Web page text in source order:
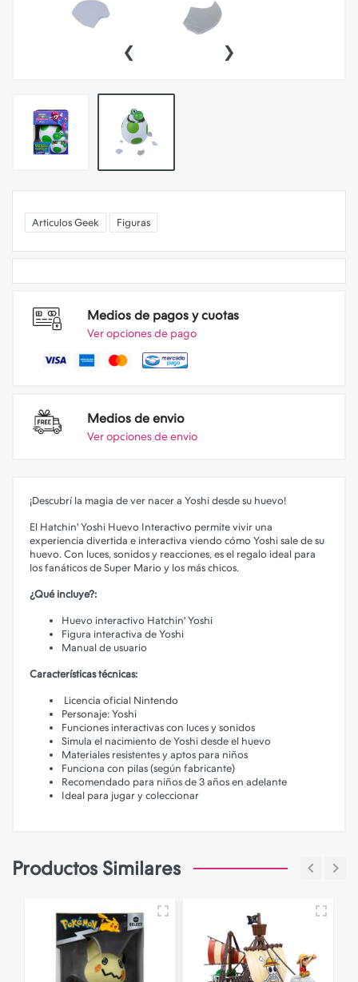
‹ ›
Articulos Geek Figuras
Medios de pagos y cuotas
Ver opciones de pago
Medios de envio
Ver opciones de envio
¡Descubrí la magia de ver nacer a Yoshi desde su huevo!
El Hatchin' Yoshi Huevo Interactivo permite vivir una
experiencia divertida e interactiva viendo cómo Yoshi sale de su
huevo. Con luces, sonidos y reacciones, es el regalo ideal para
los fanáticos de Super Mario y los más chicos.
¿Qué incluye?:
Huevo interactivo Hatchin' Yoshi
Figura interactiva de Yoshi
Manual de usuario
Características técnicas:
Licencia oficial Nintendo
Personaje: Yoshi
Funciones interactivas con luces y sonidos
Simula el nacimiento de Yoshi desde el huevo
Materiales resistentes y aptos para niños
Funciona con pilas (según fabricante)
Recomendado para niños de 3 años en adelante
Ideal para jugar y coleccionar
Productos Similares